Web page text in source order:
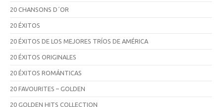
20 CHANSONS D´OR
20 ÉXITOS
20 ÉXITOS DE LOS MEJORES TRÍOS DE AMÉRICA
20 ÉXITOS ORIGINALES
20 ÉXITOS ROMÁNTICAS
20 FAVOURITES – GOLDEN
20 GOLDEN HITS COLLECTION